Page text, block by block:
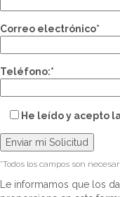
Correo electrónico*
Teléfono:*
He leído y acepto
*Todos los campos son
Le informamos que los